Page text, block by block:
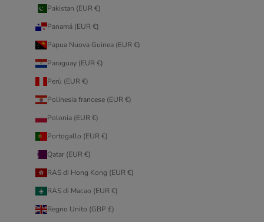
Pakistan (EUR €)
Panamá (EUR €)
Papua Nuova Guinea (EUR €)
Paraguay (EUR €)
Perù (EUR €)
Polinesia francese (EUR €)
Polonia (EUR €)
Portogallo (EUR €)
Qatar (EUR €)
RAS di Hong Kong (EUR €)
RAS di Macao (EUR €)
Regno Unito (GBP £)